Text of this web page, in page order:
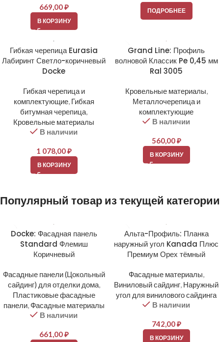
669,00₽
В КОРЗИНУ
ПОДРОБНЕЕ
Гибкая черепица Eurasia
Лабиринт Светло-коричневый
Docke
Гибкая черепица и
комплектующие, Гибкая
битумная черепица,
Кровельные материалы
В наличии
1 078,00₽
В КОРЗИНУ
Grand Line: Профиль
волновой Классик Pe 0,45 мм
Ral 3005
Кровельные материалы,
Металлочерепица и
комплектующие
В наличии
560,00₽
В КОРЗИНУ
Популярный товар из текущей категории
Docke: Фасадная панель
Standard Флемиш
Коричневый
Фасадные панели (Цокольный
сайдинг) для отделки дома,
Пластиковые фасадные
панели, Фасадные материалы
В наличии
661,00₽
Альта-Профиль: Планка
наружный угол Kanada Плюс
Премиум Орех тёмный
Фасадные материалы,
Виниловый сайдинг, Наружный
угол для винилового сайдинга
В наличии
742,00₽
В КОРЗИНУ